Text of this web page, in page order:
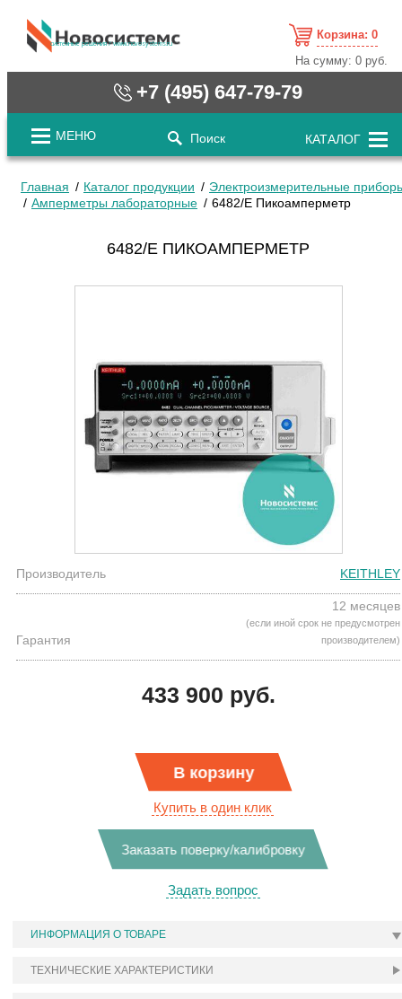
cистемные решения / www.novosystems.ru
Корзина: 0
На сумму:0 руб.
+7 (495) 647-79-79
МЕНЮ Поиск КАТАЛОГ
Главная Каталог продукции
Электроизмерительные
Амперметры лабораторные
6482/E Пикоамперметр
6482/E ПИКОАМПЕРМЕТР
Производитель KEITHLEY
Гарантия
12 месяцев
(если иной срок не предусмотрен
производителем)
433 900 руб.
В корзину
Купить в один клик
Заказать поверку/калибровку
Задать вопрос
ИНФОРМАЦИЯ О ТОВАРЕ
ТЕХНИЧЕСКИЕ ХАРАКТЕРИСТИКИ